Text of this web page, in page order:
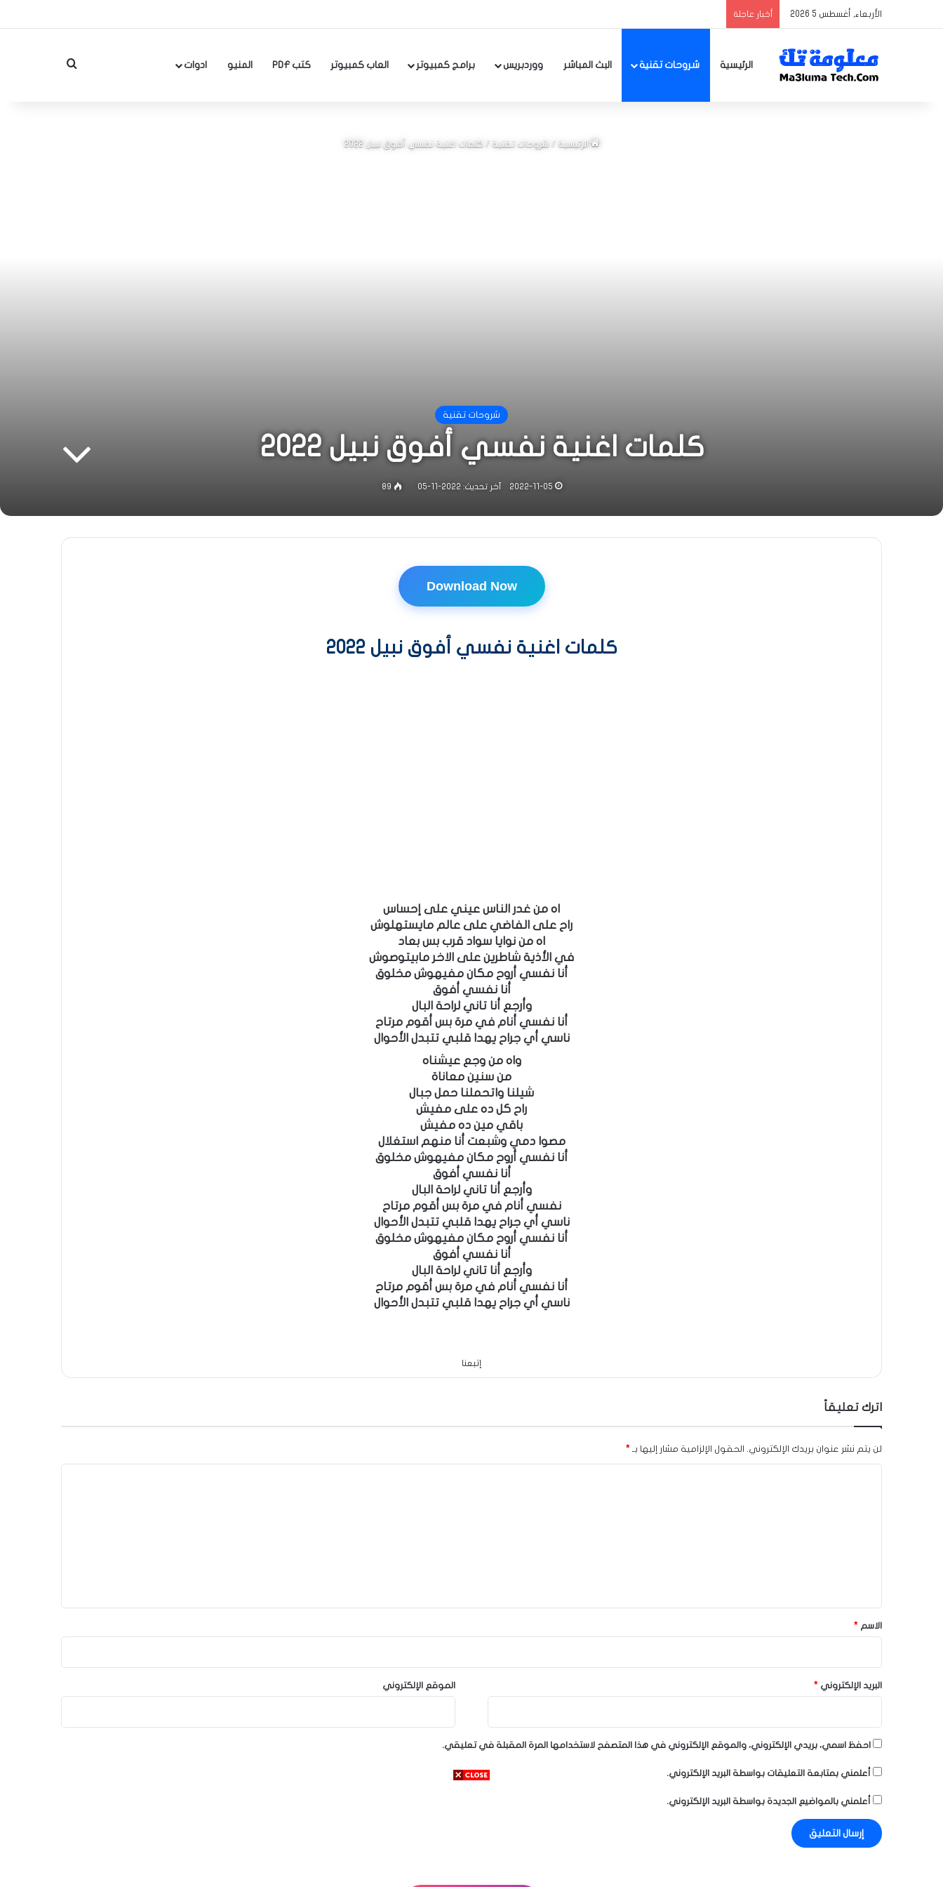
الأربعاء, أغسطس 5 2026 أخبار عاجلة
الرئيسية شروحات تقنية البث المباشر ووردبريس برامج كمبيوتر العاب كمبيوتر كتب PDF المنيو ادوات بحث عن
الرئيسية / شروحات تقنية / كلمات اغنية نفسي أفوق نبيل 2022
شروحات تقنية
كلمات اغنية نفسي أفوق نبيل 2022
2022-11-05 آخر تحديث: 2022-11-05 89
Download Now
كلمات اغنية نفسي أفوق نبيل 2022
اه من غدر الناس عيني على إحساس
راح على الفاضي على عالم مايستهلوش
اه من نوايا سواد قرب بس بعاد
في الأذية شاطرين على الاخر مابيتوصوش
أنا نفسي أروح مكان مفيهوش مخلوق
أنا نفسي أفوق
وأرجع أنا تاني لراحة البال
أنا نفسي أنام في مرة بس أقوم مرتاح
ناسي أي جراح يهدا قلبي تتبدل الأحوال
واه من وجع عيشناه
من سنين معاناة
شيلنا واتحملنا حمل جبال
راح كل ده على مفيش
باقي مين ده مفيش
مصوا دمي وشبعت أنا منهم استغلال
أنا نفسي أروح مكان مفيهوش مخلوق
أنا نفسي أفوق
وأرجع أنا تاني لراحة البال
نفسي أنام في مرة بس أقوم مرتاح
ناسي أي جراح يهدا قلبي تتبدل الأحوال
أنا نفسي أروح مكان مفيهوش مخلوق
أنا نفسي أفوق
وأرجع أنا تاني لراحة البال
أنا نفسي أنام في مرة بس أقوم مرتاح
ناسي أي جراح يهدا قلبي تتبدل الأحوال
إتبعنا
اترك تعليقاً
لن يتم نشر عنوان بريدك الإلكتروني. الحقول الإلزامية مشار إليها بـ *
*
الاسم *
البريد الإلكتروني * الموقع الإلكتروني
احفظ اسمي، بريدي الإلكتروني، والموقع الإلكتروني في هذا المتصفح لاستخدامها المرة المقبلة في تعليقي.
أعلمني بمتابعة التعليقات بواسطة البريد الإلكتروني.
أعلمني بالمواضيع الجديدة بواسطة البريد الإلكتروني.